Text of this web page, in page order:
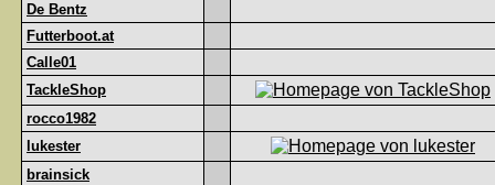
De Bentz
Futterboot.at
Calle01
TackleShop
rocco1982
lukester
brainsick